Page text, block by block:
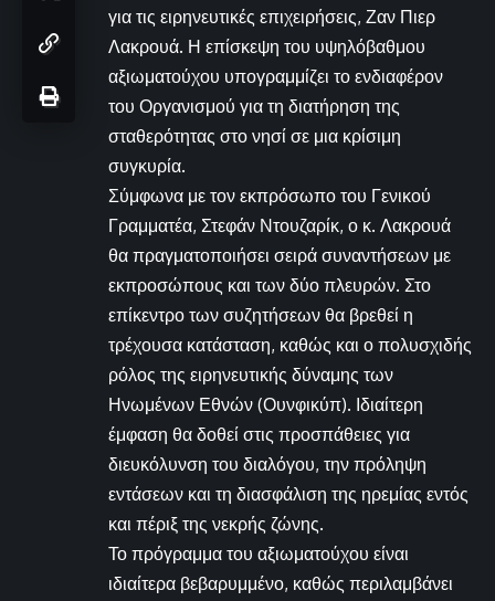
για τις ειρηνευτικές επιχειρήσεις, Ζαν Πιερ
Λακρουά. Η επίσκεψη του υψηλόβαθμου
αξιωματούχου υπογραμμίζει το ενδιαφέρον
του Οργανισμού για τη διατήρηση της
σταθερότητας στο νησί σε μια κρίσιμη
συγκυρία.
Σύμφωνα με τον εκπρόσωπο του Γενικού
Γραμματέα, Στεφάν Ντουζαρίκ, ο κ. Λακρουά
θα πραγματοποιήσει σειρά συναντήσεων με
εκπροσώπους και των δύο πλευρών. Στο
επίκεντρο των συζητήσεων θα βρεθεί η
τρέχουσα κατάσταση, καθώς και ο πολυσχιδής
ρόλος της ειρηνευτικής δύναμης των
Ηνωμένων Εθνών (Ουνφικύπ). Ιδιαίτερη
έμφαση θα δοθεί στις προσπάθειες για
διευκόλυνση του διαλόγου, την πρόληψη
εντάσεων και τη διασφάλιση της ηρεμίας εντός
και πέριξ της νεκρής ζώνης.
Το πρόγραμμα του αξιωματούχου είναι
ιδιαίτερα βεβαρυμμένο, καθώς περιλαμβάνει